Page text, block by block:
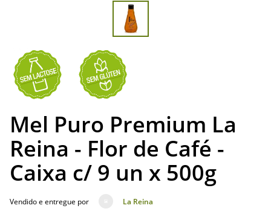
Mel Puro Premium La
Reina - Flor de Café -
Caixa c/ 9 un x 500g
Vendido e entregue por La Reina